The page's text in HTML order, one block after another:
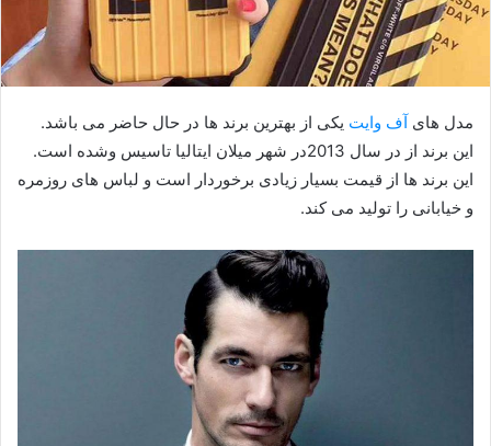
مدل هایآف وایت یکی از بهترین برند ها در حال حاضر می باشد.
این برند از در سال 2013در شهر میلان ایتالیا تاسیس وشده است.
این برند ها از قیمت بسیار زیادی برخوردار است و لباس های روزمره
و خیابانی را تولید می کند.